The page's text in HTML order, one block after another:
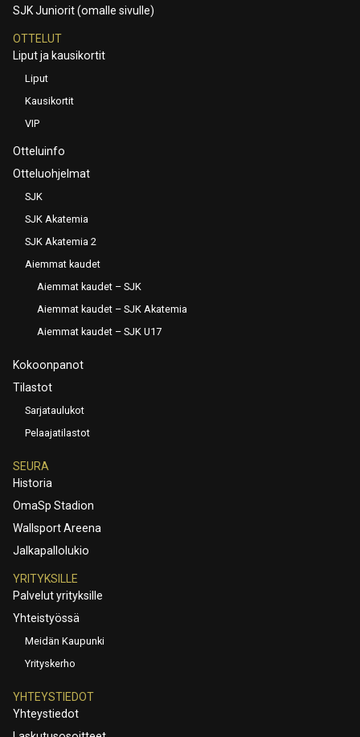
SJK Juniorit (omalle sivulle)
OTTELUT
Liput ja kausikortit
Liput
Kausikortit
VIP
Otteluinfo
Otteluohjelmat
SJK
SJK Akatemia
SJK Akatemia 2
Aiemmat kaudet
Aiemmat kaudet – SJK
Aiemmat kaudet – SJK Akatemia
Aiemmat kaudet – SJK U17
Kokoonpanot
Tilastot
Sarjataulukot
Pelaajatilastot
SEURA
Historia
OmaSp Stadion
Wallsport Areena
Jalkapallolukio
YRITYKSILLE
Palvelut yrityksille
Yhteistyössä
Meidän Kaupunki
Yrityskerho
YHTEYSTIEDOT
Yhteystiedot